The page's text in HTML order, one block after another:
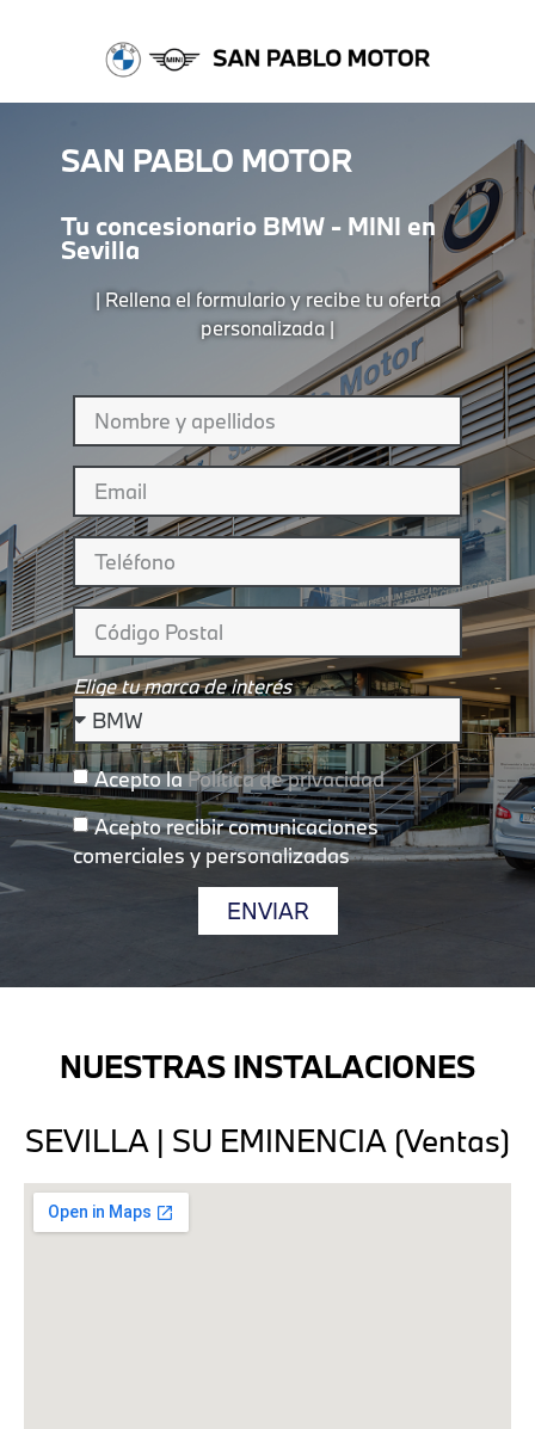
SAN PABLO MOTOR
Tu concesionario BMW - MINI en
Sevilla
| Rellena el formulario y recibe tu oferta
personalizada |
Elige tu marca de interés
Acepto laPolítica de privacidad
Acepto recibir comunicaciones
comerciales y personalizadas
ENVIAR
NUESTRAS INSTALACIONES
SEVILLA | SU EMINENCIA (Ventas)